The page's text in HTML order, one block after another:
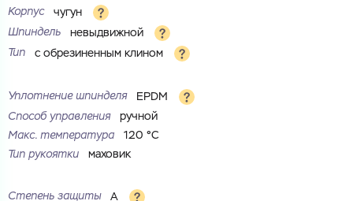
ГОТОВО
Корпус
чугун
Шпиндель
невыдвижной
Тип
с обрезиненным клином
Уплотнение шпинделя
EPDM
Способ управления
ручной
Макс. температура
120 °С
Тип рукоятки
маховик
Степень защиты
A